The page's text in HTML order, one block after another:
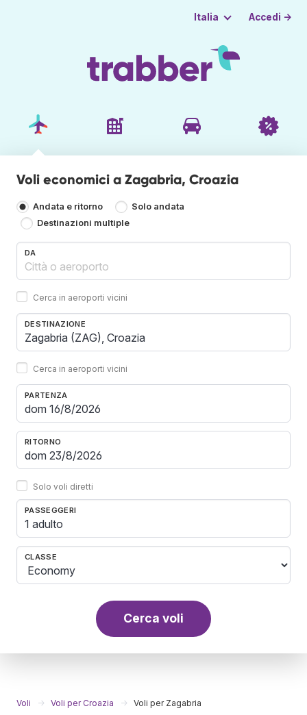
Italia Accedi →
Voli economici a Zagabria, Croazia
Andata e ritorno
Solo andata
Destinazioni multiple
DA
Cerca in aeroporti vicini
DESTINAZIONE
Cerca in aeroporti vicini
PARTENZA
RITORNO
Solo voli diretti
PASSEGGERI
1 adulto
CLASSE
Cerca voli
Voli Voli per Croazia Voli per Zagabria